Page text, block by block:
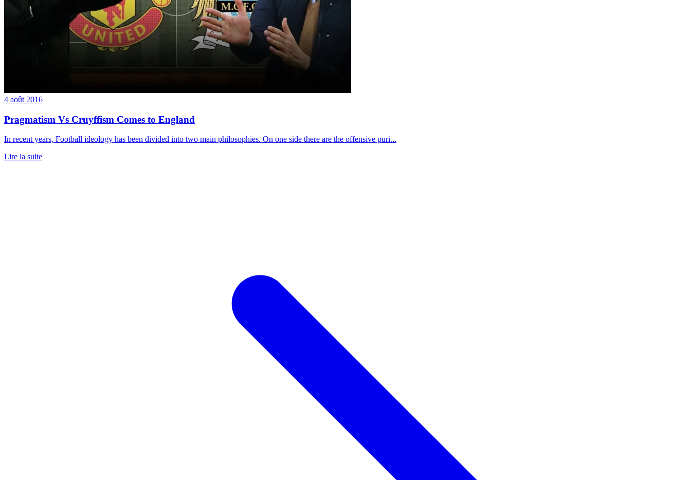
4 août 2016
Pragmatism Vs Cruyffism Comes to England
In recent years, Football ideology has been divided into two main philosophies. On one side there are the offensive puri...
Lire la suite